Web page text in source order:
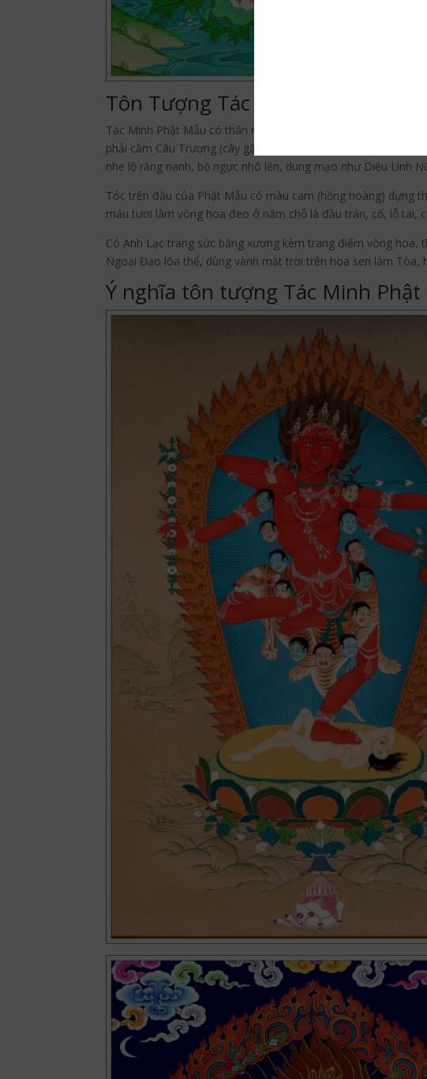
Tôn Tượng Tác Minh Phật Mẫu
Tác Minh Phật Mẫu có thân màu hồng (Đỏ), một mặt và bốn
phải cầm Câu Trượng (cây gậy có móc câu) do hoa Ưu Bát
nhe lộ răng nanh, bộ ngực nhô lên, dung mạo như Diệu Linh
Tóc trên đầu của Phật Mẫu có màu cam (hồng hoàng) dựng
máu tươi làm vòng hoa đeo ở năm chỗ là đầu trán, cổ, lỗ tai,
Có Anh Lạc trang sức bằng xương kèm trang điểm vòng
Ngoại Đạo lõa thể, dùng vành mặt trời trên hoa sen làm
Ý nghĩa tôn tượng Tác Minh Phật
Twitter
reddit Tumblr
Facebook Twitter Pinterest
Blogger reddit Tumblr